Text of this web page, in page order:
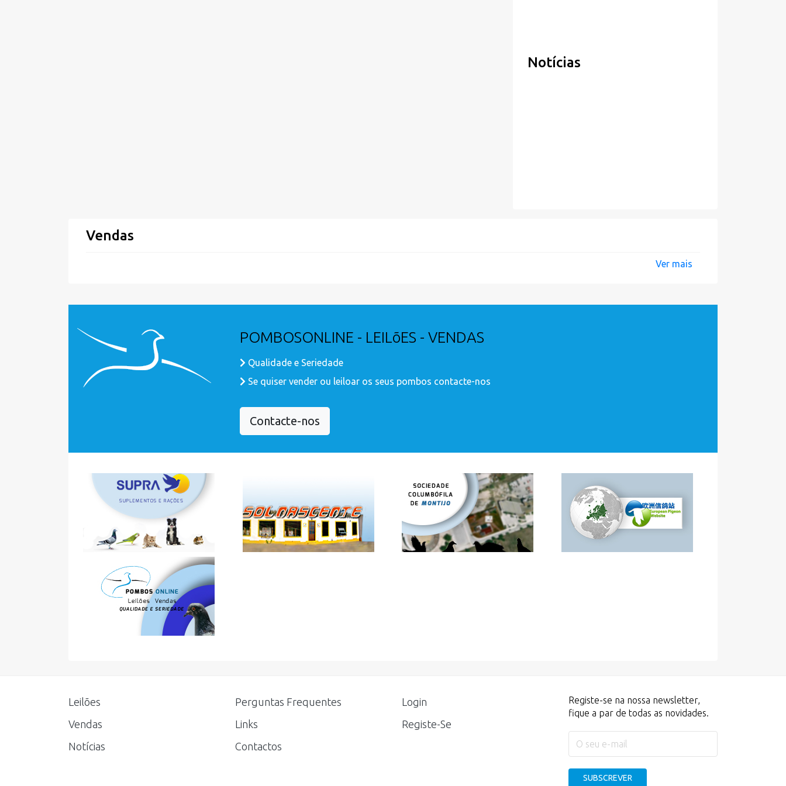
Notícias
Vendas
Ver mais
POMBOSONLINE - LEILõES - VENDAS
Qualidade e Seriedade
Se quiser vender ou leiloar os seus pombos contacte-nos
Contacte-nos
Leilões
Vendas
Notícias
Perguntas Frequentes
Links
Contactos
Login
Registe-Se
Registe-se na nossa newsletter,
fique a par de todas as novidades.
SUBSCREVER